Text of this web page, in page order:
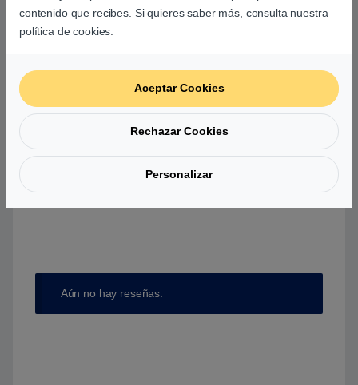
0
0
Aún no hay reseñas.
contenido que recibes. Si quieres saber más, consulta nuestra
política de cookies.
Aceptar Cookies
Rechazar Cookies
Personalizar